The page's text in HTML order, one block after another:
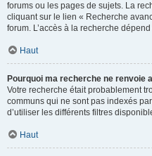
forums ou les pages de sujets. La
cliquant sur le lien « Recherche
forum. L’accès à la recherche
Haut
Pourquoi ma recherche ne renvoie
Votre recherche était probablement
communs qui ne sont pas indexés
d’utiliser les différents filtres
Haut